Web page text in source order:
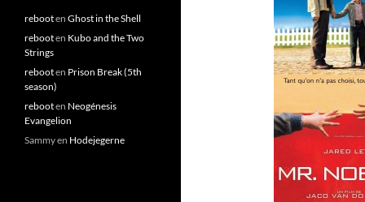
rebooten Ghost in the Shell
rebooten Kubo and the Two
Strings
rebooten Prison Break (5th
season)
rebooten Neogénesis
Evangelion
Sammyen Hodejegerne